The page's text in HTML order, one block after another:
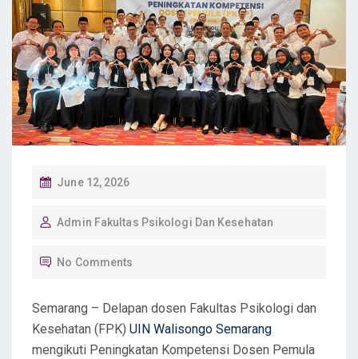
P
S
O
June 12, 2026
Admin Fakultas Psikologi Dan Kesehatan
No Comments
Semarang – Delapan dosen Fakultas Psikologi dan
Kesehatan (FPK) UIN Walisongo Semarang
mengikuti Peningkatan Kompetensi Dosen Pemula